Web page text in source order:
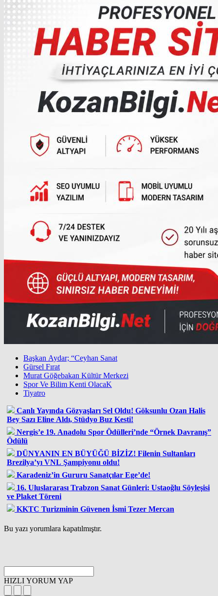
Başkan Aydar; “Ceyhan Sanat
Gürsel Fırat
Murat Göğebakan Kültür Merkezi
Spor Ve Bilim Kenti OlacaK
Tiyatro
Canlı Yayında Gözyaşları Sel Oldu! Göksunlu Ozan Halis
Bey Sazı Eline Aldı, Stüdyo Buz Kesti!
Nergis’e 19. Anadolu Spor Ödülleri’nde “Örnek Davranış”
Ödülü
DÜNYANIN EN BÜYÜĞÜ BİZİZ! Filenin Sultanları
Brezilya’yı VNL Şampiyonu oldu!
Karadeniz’in Gururu Sanatçılar Ege’de!
16. Uluslararası Trabzon Sanat Günleri: Ustaoğlu Söyleşisi
ve Plaket Töreni
KKTC Turizminin Güvenen İsmi Tezer Mercan
Bu yazı yorumlara kapatılmıştır.
HIZLI YORUM YAP